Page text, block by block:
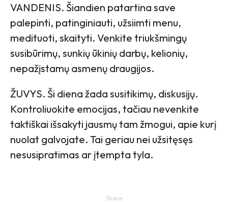
VANDENIS. Šiandien patartina save
palepinti, patinginiauti, užsiimti menu,
medituoti, skaityti. Venkite triukšmingų
susibūrimų, sunkių ūkinių darbų, kelionių,
nepažįstamų asmenų draugijos.
ŽUVYS. Ši diena žada susitikimų, diskusijų.
Kontroliuokite emocijas, tačiau nevenkite
taktiškai išsakyti jausmų tam žmogui, apie kurį
nuolat galvojate. Tai geriau nei užsitęsęs
nesusipratimas ar įtempta tyla.
Share